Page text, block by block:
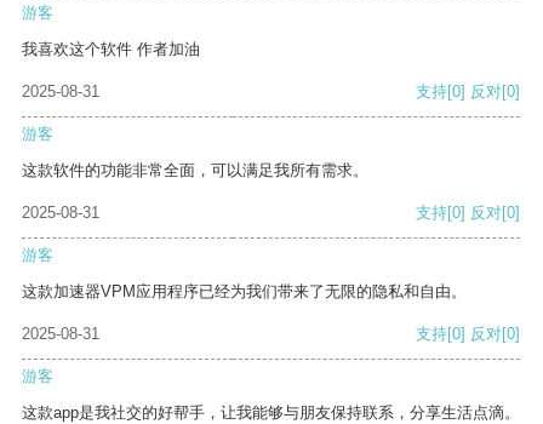
游客
我喜欢这个软件 作者加油
2025-08-31 支持[0] 反对[0]
游客
这款软件的功能非常全面，可以满足我所有需求。
2025-08-31 支持[0] 反对[0]
游客
这款加速器VPM应用程序已经为我们带来了无限的隐私和自由。
2025-08-31 支持[0] 反对[0]
游客
这款app是我社交的好帮手，让我能够与朋友保持联系，分享生活点滴。